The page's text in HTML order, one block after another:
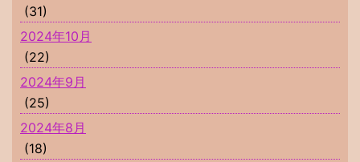
(31)
2024年10月
(22)
2024年9月
(25)
2024年8月
(18)